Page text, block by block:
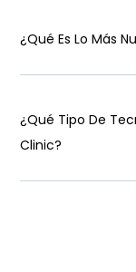
¿Qué Es Lo Más
¿Qué Tipo De
Clinic?